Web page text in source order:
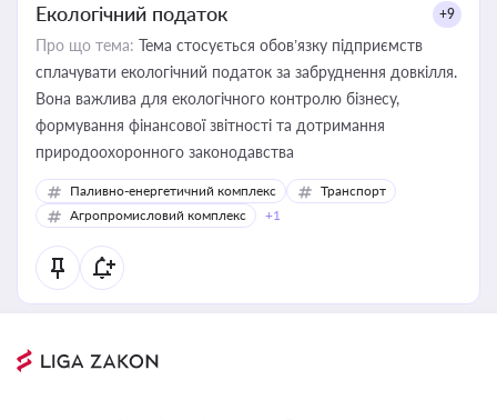
Екологічний податок +9
Про що тема: Тема стосується обов’язку підприємств
сплачувати екологічний податок за забруднення довкілля.
Вона важлива для екологічного контролю бізнесу,
формування фінансової звітності та дотримання
природоохоронного законодавства
Паливно-енергетичний комплекс
Транспорт
Агропромисловий комплекс
+1